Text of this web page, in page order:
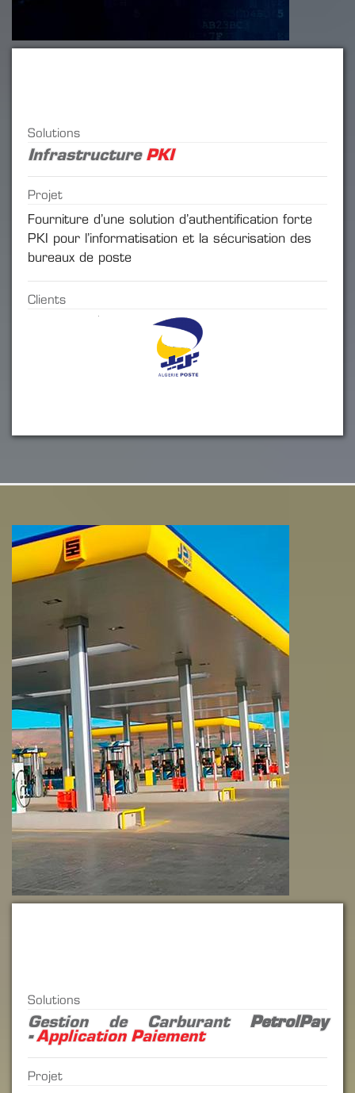
Solutions
Infrastructure PKI
Projet
Fourniture d’une solution d’authentification forte
PKI pour l’informatisation et la sécurisation des
bureaux de poste
Clients
Solutions
Gestion de Carburant PetrolPay
-Application Paiement
Projet